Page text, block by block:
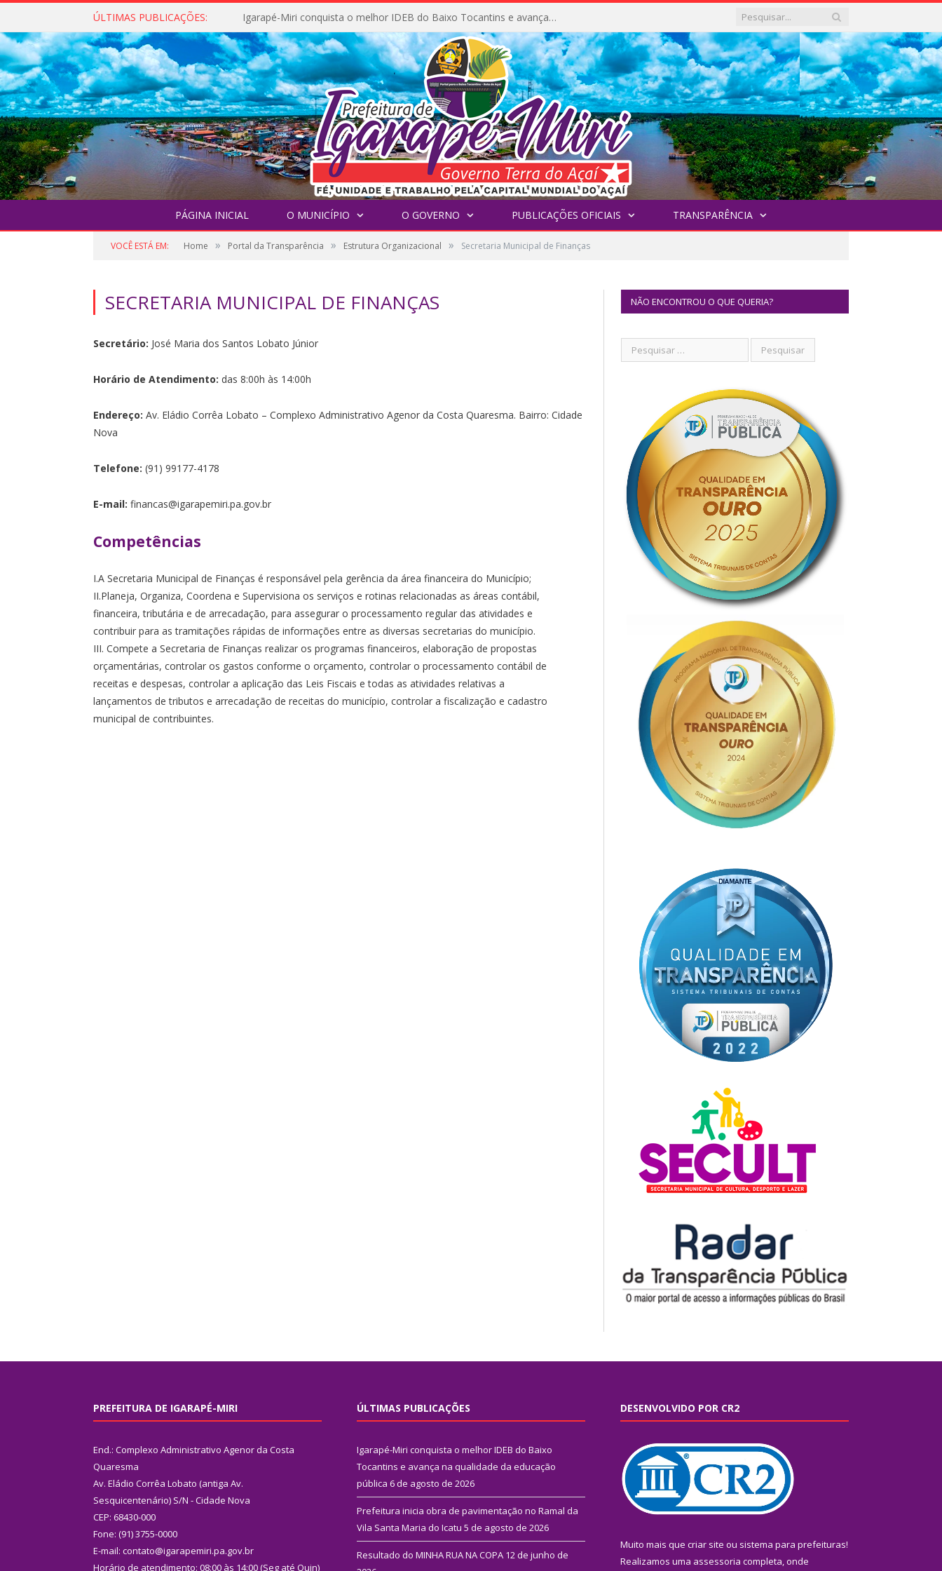
ÚLTIMAS PUBLICAÇÕES: Igarapé-Miri conquista o melhor IDEB do Baixo Tocantins e avança na qualidade da educação pública
PÁGINA INICIAL O MUNICÍPIO O GOVERNO PUBLICAÇÕES OFICIAIS TRANSPARÊNCIA
VOCÊ ESTÁ EM: Home » Portal da Transparência » Estrutura Organizacional » Secretaria Municipal de Finanças
SECRETARIA MUNICIPAL DE FINANÇAS
Secretário: José Maria dos Santos Lobato Júnior
Horário de Atendimento: das 8:00h às 14:00h
Endereço: Av. Eládio Corrêa Lobato – Complexo Administrativo Agenor da Costa Quaresma. Bairro: Cidade
Nova
Telefone: (91) 99177-4178
E-mail: financas@igarapemiri.pa.gov.br
Competências
I.A Secretaria Municipal de Finanças é responsável pela gerência da área financeira do Município;
II.Planeja, Organiza, Coordena e Supervisiona os serviços e rotinas relacionadas as áreas contábil,
financeira, tributária e de arrecadação, para assegurar o processamento regular das atividades e
contribuir para as tramitações rápidas de informações entre as diversas secretarias do município.
III. Compete a Secretaria de Finanças realizar os programas financeiros, elaboração de propostas
orçamentárias, controlar os gastos conforme o orçamento, controlar o processamento contábil de
receitas e despesas, controlar a aplicação das Leis Fiscais e todas as atividades relativas a
lançamentos de tributos e arrecadação de receitas do município, controlar a fiscalização e cadastro
municipal de contribuintes.
NÃO ENCONTROU O QUE QUERIA?
PREFEITURA DE IGARAPÉ-MIRI
End.: Complexo Administrativo Agenor da Costa
Quaresma
Av. Eládio Corrêa Lobato (antiga Av.
Sesquicentenário) S/N - Cidade Nova
CEP: 68430-000
Fone: (91) 3755-0000
E-mail: contato@igarapemiri.pa.gov.br
Horário de atendimento: 08:00 às 14:00 (Seg até Quin)
ÚLTIMAS PUBLICAÇÕES
Igarapé-Miri conquista o melhor IDEB do Baixo
Tocantins e avança na qualidade da educação
pública 6 de agosto de 2026
Prefeitura inicia obra de pavimentação no Ramal da
Vila Santa Maria do Icatu 5 de agosto de 2026
Resultado do MINHA RUA NA COPA 12 de junho de
DESENVOLVIDO POR CR2
Muito mais que criar site ou sistema para prefeituras!
Realizamos uma assessoria completa, onde